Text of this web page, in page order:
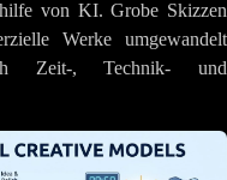
von KI. Grobe Skizzen
Werke umgewandelt
Zeit-, Technik- und